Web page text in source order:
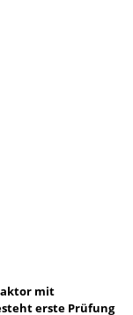
mit
erste Prüfung